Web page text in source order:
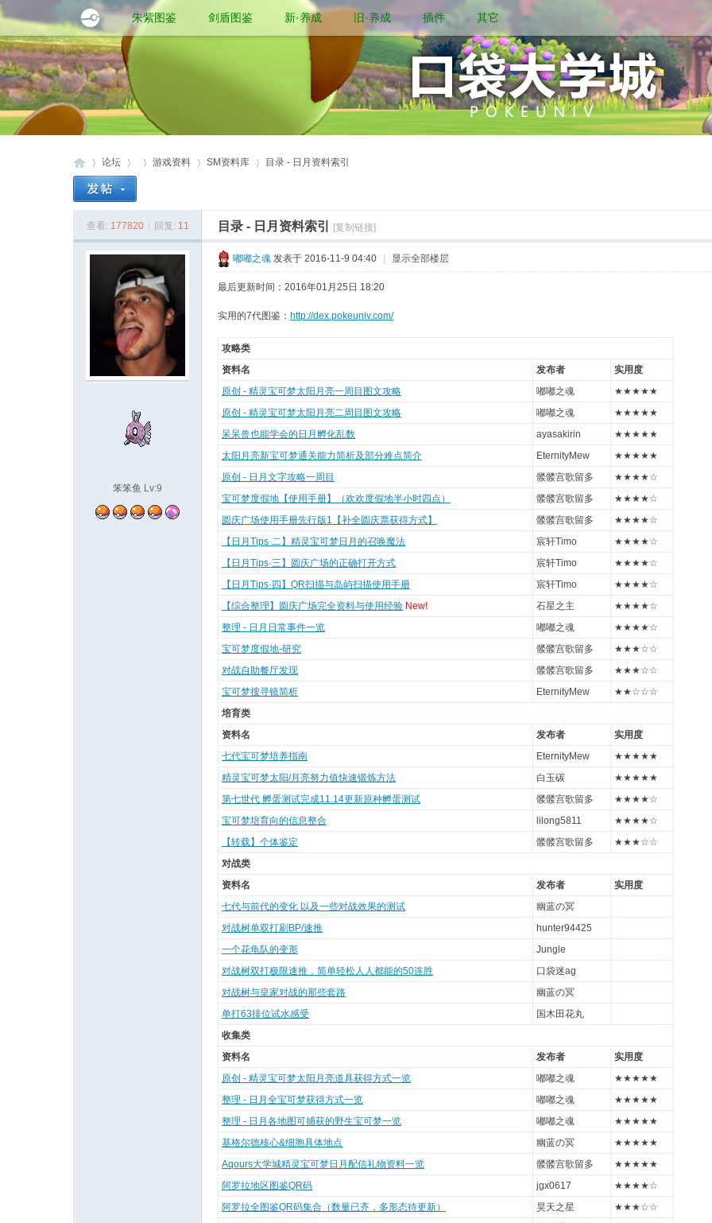
朱紫图鉴 剑盾图鉴 新·养成 旧·养成 插件 其它
»
论坛
› ›
游戏资料 SM资料库
›
目录 - 日月资料索引
查看: 177820 回复: 11 目录 - 日月资料索引 [复制链接]
笨笨鱼 Lv:9
嘟嘟之魂 发表于 2016-11-9 04:40 | 显示全部楼层
最后更新时间：2016年01月25日 18:20
实用的7代图鉴： http://dex.pokeuniv.com/
攻略类
资料名
发布者
实用度
原创 - 精灵宝可梦太阳月亮一周目图文攻略
嘟嘟之魂
★★★★★
原创 - 精灵宝可梦太阳月亮二周目图文攻略
嘟嘟之魂
★★★★★
呆呆兽也能学会的日月孵化乱数
ayasakirin
★★★★★
太阳月亮新宝可梦通关能力简析及部分难点简介
EternityMew
★★★★★
原创 - 日月文字攻略一周目
髅髅宫歌留多
★★★★☆
宝可梦度假地【使用手册】（欢欢度假地半小时四点）
髅髅宫歌留多
★★★★☆
圆庆广场使用手册先行版1【补全圆庆票获得方式】
髅髅宫歌留多
★★★★☆
【日月Tips·二】精灵宝可梦日月的召唤魔法
宸轩Timo
★★★★☆
【日月Tips·三】圆庆广场的正确打开方式
宸轩Timo
★★★★☆
【日月Tips·四】QR扫描与岛屿扫描使用手册
宸轩Timo
★★★★☆
【综合整理】圆庆广场完全资料与使用经验 New! 石星之主
★★★★☆
整理 - 日月日常事件一览
嘟嘟之魂
★★★★☆
宝可梦度假地-研究
髅髅宫歌留多
★★★☆☆
对战自助餐厅发现
髅髅宫歌留多
★★★☆☆
宝可梦搜寻镜简析
EternityMew
★★☆☆☆
培育类
资料名
发布者
实用度
七代宝可梦培养指南
EternityMew
★★★★★
精灵宝可梦太阳/月亮努力值快速锻炼方法
白玉碳
★★★★★
第七世代 孵蛋测试完成11.14更新原种孵蛋测试
髅髅宫歌留多
★★★★☆
宝可梦培育向的信息整合
lilong5811
★★★★☆
【转载】个体鉴定
髅髅宫歌留多
★★★☆☆
对战类
资料名
发布者
实用度
七代与前代的变化 以及一些对战效果的测试
幽蓝の冥
对战树单双打刷BP/速推
hunter94425
一个花龟队的变形
Jungle
对战树双打极限速推，简单轻松人人都能的50连胜
口袋迷ag
对战树与皇家对战的那些套路
幽蓝の冥
单打63排位试水感受
国木田花丸
收集类
资料名
发布者
实用度
原创 - 精灵宝可梦太阳月亮道具获得方式一览
嘟嘟之魂
★★★★★
整理 - 日月全宝可梦获得方式一览
嘟嘟之魂
★★★★★
整理 - 日月各地图可捕获的野生宝可梦一览
嘟嘟之魂
★★★★★
基格尔德核心&细胞具体地点
幽蓝の冥
★★★★★
Aqours大学城精灵宝可梦日月配信礼物资料一览
髅髅宫歌留多
★★★★★
阿罗拉地区图鉴QR码
jgx0617
★★★★☆
阿罗拉全图鉴QR码集合（数量已齐，多形态待更新）
昊天之星
★★★☆☆